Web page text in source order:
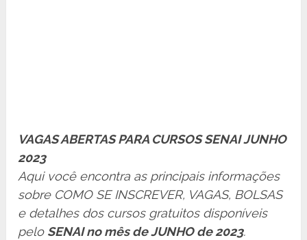
VAGAS ABERTAS PARA CURSOS SENAI JUNHO
2023
Aqui você encontra as principais informações
sobre COMO SE INSCREVER, VAGAS, BOLSAS
e detalhes dos cursos gratuitos disponíveis
pelo SENAI no mês de JUNHO de 2023.